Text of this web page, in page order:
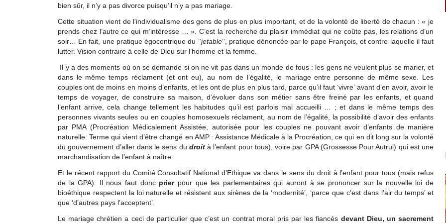
bien sûr, il n’y a pas divorce puisqu’il n’y a pas mariage.
Cette situation vient de l’individualisme des gens de plus en plus important, et de la volonté de liberté de chacun : « je
prends chez l’autre ce qui m’intéresse … ». C’est la recherche du plaisir immédiat qui ne coûte pas, les relations d’un
soir… En fait, une pratique égocentrique du ’’jetable’’, pratique dénoncée par le pape François, et contre laquelle il faut
lutter. Vision contraire à celle de Dieu sur l’homme et la femme.
Il y a des moments où on se demande si on ne vit pas dans un monde de fous : les gens ne veulent plus se marier, et
dans le même temps réclament (et ont eu), au nom de l’égalité, le mariage entre personne de même sexe. Les
couples ont de moins en moins d’enfants, et les ont de plus en plus tard, parce qu’il faut ‘vivre’ avant d’en avoir, avoir le
temps de voyager, de construire sa maison, d’évoluer dans son métier sans être freiné par les enfants, et quand
l’enfant arrive, cela change tellement les habitudes qu’il est parfois mal accueilli … ; et dans le même temps des
personnes vivants seules ou en couples homosexuels réclament, au nom de l’égalité, la possibilité d’avoir des enfants
par PMA (Procréation Médicalement Assistée, autorisée pour les couples ne pouvant avoir d’enfants de manière
naturelle. Terme qui vient d’être changé en AMP : Assistance Médicale à la Procréation, ce qui en dit long sur la volonté
du gouvernement d’aller dans le sens du droità l’enfant pour tous), voire par GPA (Grossesse Pour Autrui) qui est une
marchandisation de l’enfant à naître.
Et le récent rapport du Comité Consultatif National d’Ethique va dans le sens du droit à l’enfant pour tous (mais refus
de la GPA). Il nous faut donc prierpour que les parlementaires qui auront à se prononcer sur la nouvelle loi de
bioéthique respectent la loi naturelle et résistent aux sirènes de la ‘modernité’, ‘parce que c’est dans l’air du temps’ et
que ‘d’autres pays l’acceptent’.
Le mariage chrétien a ceci de particulier que c’est un contrat moral pris par les fiancés devant Dieu, un sacrement